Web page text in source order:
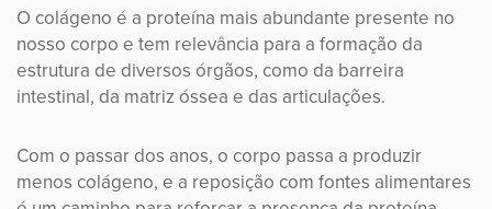
O colágeno é a proteína mais abundante presente no
nosso corpo e tem relevância para a formação da
estrutura de diversos órgãos, como da barreira
intestinal, da matriz óssea e das articulações.
Com o passar dos anos, o corpo passa a produzir
menos colágeno, e a reposição com fontes alimentares